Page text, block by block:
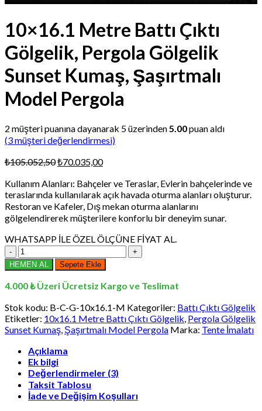
10×16.1 Metre Battı Çıktı
Gölgelik, Pergola Gölgelik
Sunset Kumaş, Şaşırtmalı
Model Pergola
2 müşteri puanına dayanarak 5 üzerinden5.00puan aldı
(3müşteri değerlendirmesi)
₺105.052,50Orijinal
₺105.052,50.
₺70.035,00Şu
fiyat:
₺70.035,00.
Kullanım Alanları: Bahçeler ve Teraslar, Evlerin bahçelerinde ve
teraslarında kullanılarak açık havada oturma alanları oluşturur.
Restoran ve Kafeler, Dış mekan oturma alanlarını
gölgelendirerek müşterilere konforlu bir deneyim sunar.
WHATSAPP İLE ÖZEL ÖLÇÜNE FİYAT AL.
10x16.1
Metre
Battı
Çıktı
Pergola
Gölgelik
Sunset
Şaşırtmalı
Model
Pergola
adet
HEMEN AL Sepete Ekle
4.000 ₺ Üzeri Ücretsiz Kargo ve Teslimat
Stok kodu: B-C-G-10x16.1-M Kategoriler: Battı Çıktı Gölgelik
Etiketler: 10x16.1 Metre Battı Çıktı Gölgelik, Pergola Gölgelik
Sunset Kumaş, Şaşırtmalı Model Pergola Marka: Tente İmalatı
Açıklama
Ek bilgi
Değerlendirmeler (3)
Taksit Tablosu
İade ve Değişim Koşulları